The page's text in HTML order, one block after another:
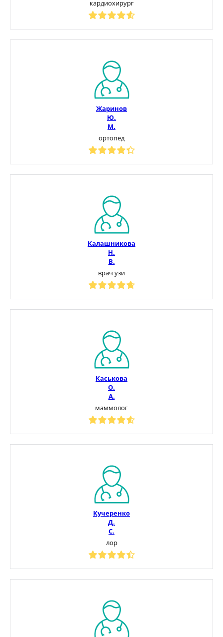
кардиохирург
Жаринов
Ю.
М.
ортопед
Калашникова
Н.
В.
врач узи
Каськова
О.
А.
маммолог
Кучеренко
Д.
С.
лор